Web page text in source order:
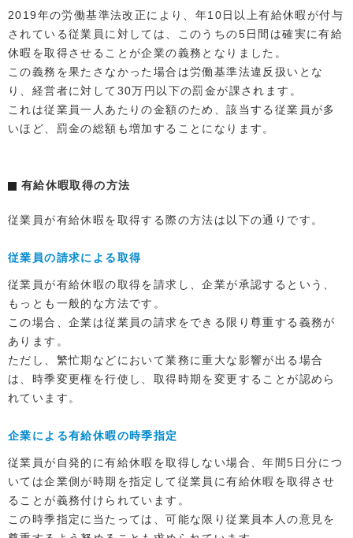
2019年の労働基準法改正により、年10日以上有給休暇が付与
されている従業員に対しては、このうちの5日間は確実に有給
休暇を取得させることが企業の義務となりました。
この義務を果たさなかった場合は労働基準法違反扱いとな
り、経営者に対して30万円以下の罰金が課されます。
これは従業員一人あたりの金額のため、該当する従業員が多
いほど、罰金の総額も増加することになります。
有給休暇取得の方法
従業員が有給休暇を取得する際の方法は以下の通りです。
従業員の請求による取得
従業員が有給休暇の取得を請求し、企業が承認するという、
もっとも一般的な方法です。
この場合、企業は従業員の請求をできる限り尊重する義務が
あります。
ただし、繁忙期などにおいて業務に重大な影響が出る場合
は、時季変更権を行使し、取得時期を変更することが認めら
れています。
企業による有給休暇の時季指定
従業員が自発的に有給休暇を取得しない場合、年間5日分につ
いては企業側が時期を指定して従業員に有給休暇を取得させ
ることが義務付けられています。
この時季指定に当たっては、可能な限り従業員本人の意見を